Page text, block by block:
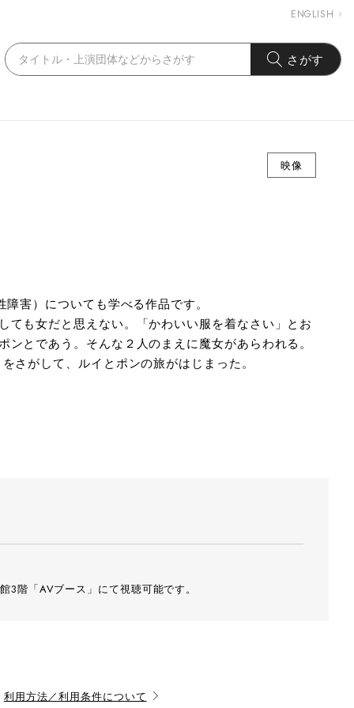
ENGLISH
さがす
映像
害）についても学べる作品です。
ても女だと思えない。「かわいい服を着なさい」とお
とであう。そんな２人のまえに魔女があらわれる。
さがして、ルイとポンの旅がはじまった。
3階「AVブース」にて視聴可能です。
利用方法／利用条件について